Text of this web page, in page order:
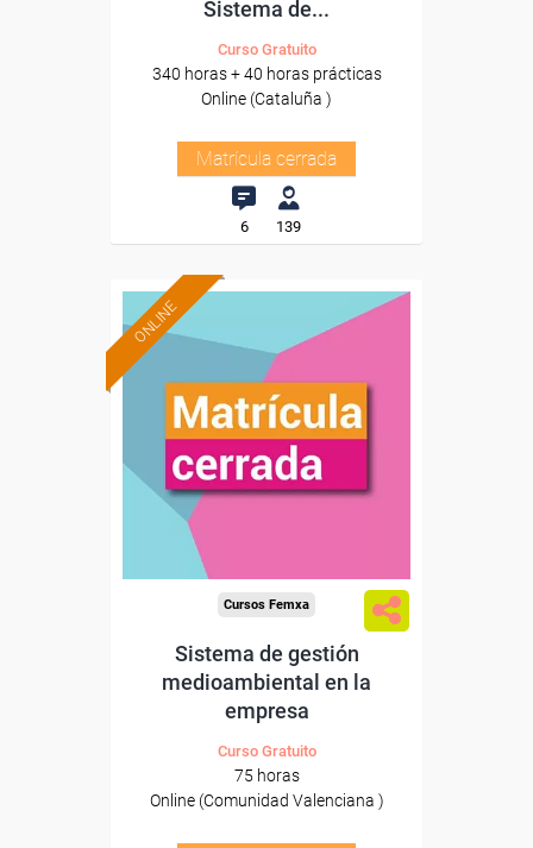
Sistema de...
Curso Gratuito
340 horas + 40 horas prácticas
Online (Cataluña )
Matrícula cerrada
6 139
ONLINE
Cursos Femxa
Sistema de gestión
medioambiental en la
empresa
Curso Gratuito
75 horas
Online (Comunidad Valenciana )